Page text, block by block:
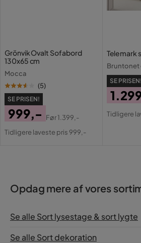
Grönvik Ovalt Sofabord
130x65 cm
Mocca
(5)
SE PRISEN!
Pris
999,-
Original
Før1.399,-
Tidligere laveste pris 999,-
Telemark
Bruntonet
SE PRISEN!
Pris
Tidligere
Opdag mere af vores
Se alle Sort lysestage & sort lygte
Se alle Sort dekoration